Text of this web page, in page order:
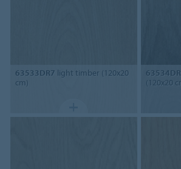
63533DR7 light timber (120x20
cm)
(120x20